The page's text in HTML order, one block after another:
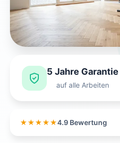
5 Jahre Garantie
auf alle Arbeiten
★★★★★4.9 Bewertung